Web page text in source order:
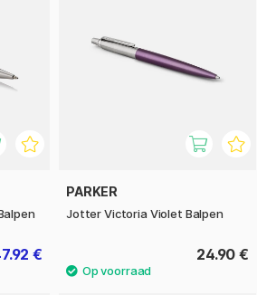
€
PARKER
Jotter Victoria Violet Balpen
24.90 €